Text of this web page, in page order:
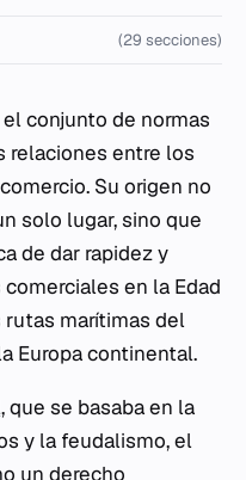
(29 secciones)
conjunto de normas
relaciones entre los
Su origen no
solo lugar, sino que
de dar rapidez y
en la Edad
marítimas del
Europa continental.
, que se basaba en la
y la feudalismo, el
un derecho